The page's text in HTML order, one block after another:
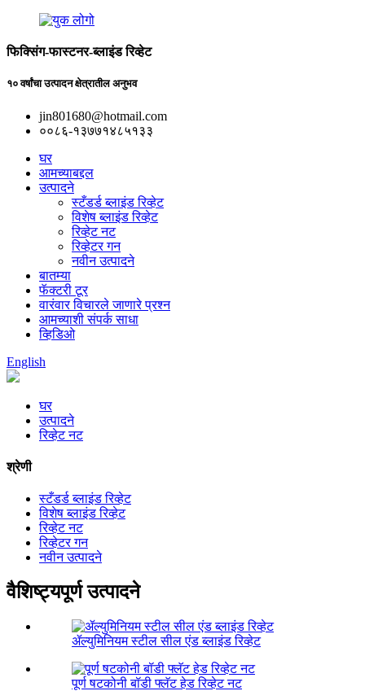
फिक्सिंग-फास्टनर-ब्लाइंड रिव्हेट
१० वर्षांचा उत्पादन क्षेत्रातील अनुभव
jin801680@hotmail.com
००८६-१३७७१४८५१३३
घर
आमच्याबद्दल
उत्पादने
स्टँडर्ड ब्लाइंड रिव्हेट
विशेष ब्लाइंड रिव्हेट
रिव्हेट नट
रिव्हेटर गन
नवीन उत्पादने
बातम्या
फॅक्टरी टूर
वारंवार विचारले जाणारे प्रश्न
आमच्याशी संपर्क साधा
व्हिडिओ
English
घर
उत्पादने
रिव्हेट नट
श्रेणी
स्टँडर्ड ब्लाइंड रिव्हेट
विशेष ब्लाइंड रिव्हेट
रिव्हेट नट
रिव्हेटर गन
नवीन उत्पादने
वैशिष्ट्यपूर्ण उत्पादने
ॲल्युमिनियम स्टील सील एंड ब्लाइंड रिव्हेट
पूर्ण षटकोनी बॉडी फ्लॅट हेड रिव्हेट नट